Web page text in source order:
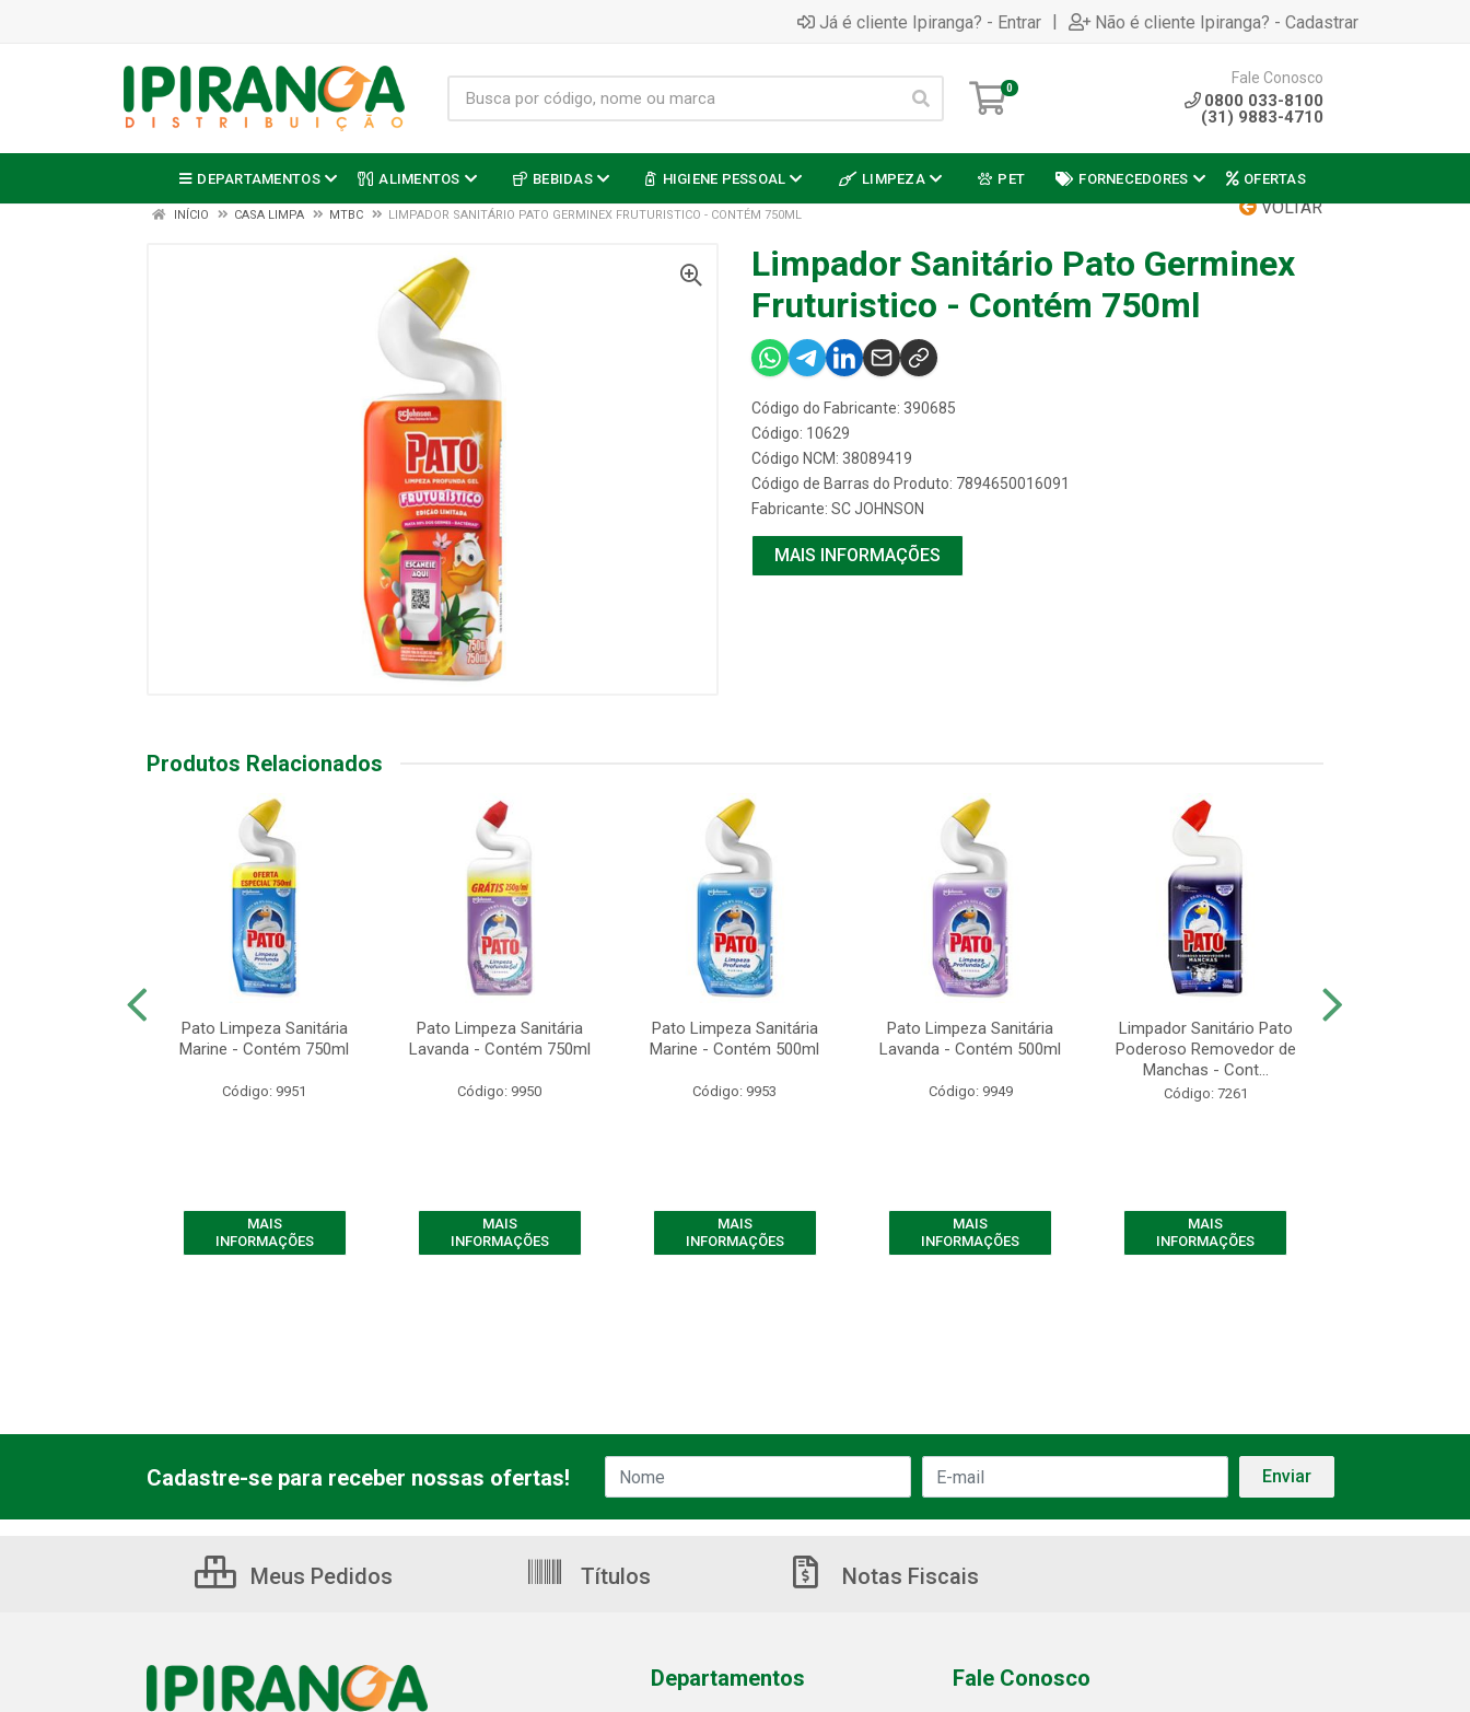
Já é cliente Ipiranga? - Entrar | Não é cliente Ipiranga? - Cadastrar
0
Fale Conosco
0800 033-8100
(31) 9883-4710
DEPARTAMENTOS ALIMENTOS BEBIDAS HIGIENE PESSOAL LIMPEZA PET FORNECEDORES OFERTAS
VOLTAR
INÍCIO CASA LIMPA MTBC LIMPADOR SANITÁRIO PATO GERMINEX FRUTURISTICO - CONTÉM 750ML
Limpador Sanitário Pato Germinex
Fruturistico - Contém 750ml
Código do Fabricante: 390685
Código: 10629
Código NCM: 38089419
Código de Barras do Produto: 7894650016091
Fabricante: SC JOHNSON
MAIS INFORMAÇÕES
Produtos Relacionados
Pato Limpeza Sanitária
Marine - Contém 750ml
Código: 9951
MAIS
INFORMAÇÕES
Pato Limpeza Sanitária
Lavanda - Contém 750ml
Código: 9950
MAIS
INFORMAÇÕES
Pato Limpeza Sanitária
Marine - Contém 500ml
Código: 9953
MAIS
INFORMAÇÕES
Pato Limpeza Sanitária
Lavanda - Contém 500ml
Código: 9949
MAIS
INFORMAÇÕES
Limpador Sanitário Pato
Poderoso Removedor de
Manchas - Cont...
Código: 7261
MAIS
INFORMAÇÕES
Cadastre-se para receber nossas ofertas!
Meus Pedidos Títulos Notas Fiscais
Departamentos Fale Conosco